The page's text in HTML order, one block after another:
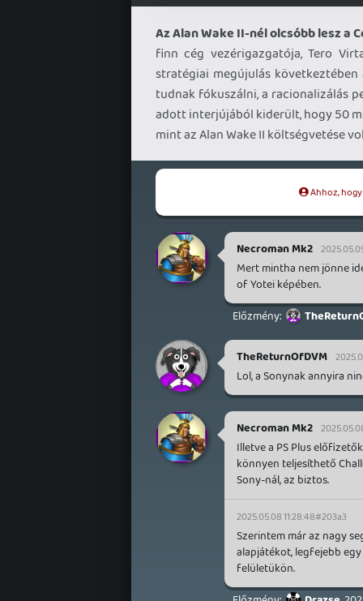
Az Alan Wake II-nél olcsóbb lesz a
finn cég vezérigazgatója, Tero
stratégiai megújulás
tudnak fókuszálni, a racionalizálás
adott interjújából kiderült, hogy 50
mint az Alan Wake II költségvetése
Ahhoz,
Necroman Mk2
Mert mintha nem jönne
of Yotei képében.
TheReturnOfDVM
Lol, a Sonynak annyira
Necroman Mk2
Illetve a PS Plus
könnyen teljesíthető
Sony-nál, az biztos.
2025.05.08 11:28:48#203a3
Szerintem már az nagy
alapjátékot, legfejebb
felületükön.